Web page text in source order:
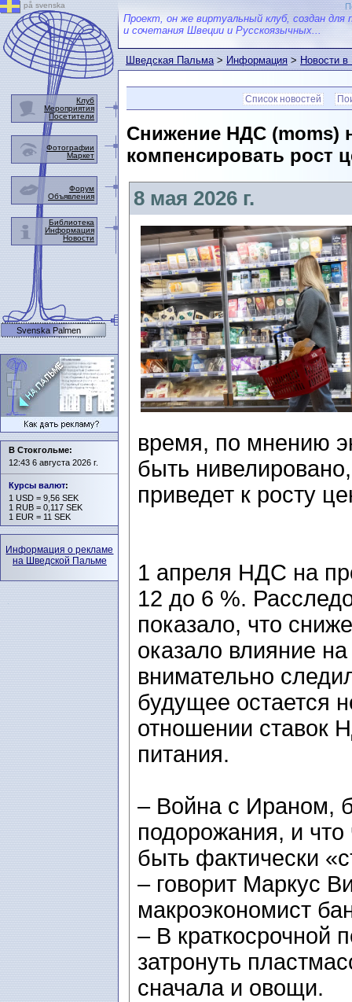
Проект, он же виртуальный клуб, создан для
и сочетания Швеции и Русскоязычных...
Шведская Пальма>Информация>Новости
Список новостей
Снижение НДС (moms)
компенсировать рост
8 мая 2026 г.
время, по мнению
быть
приведет к росту
1 апреля НДС на
12 до 6 %.
показало, что
оказало влияние
внимательно
будущее остается
отношении ставок
питания.
– Война с Ираном,
подорожания, и
быть фактически
– говорит Маркус
макроэкономист
– В краткосрочной
затронуть
сначала и овощи.
på svenska
Клуб
Мероприятия
Посетители
Фотографии
Маркет
Форум
Объявления
Библиотека
Информация
Новости
Svenska Palmen
В Стокгольме:
12:43 6 августа 2026 г.
Курсы валют:
1 USD = 9,56 SEK
1 RUB = 0,117 SEK
1 EUR = 11 SEK
Информация о рекламе
на Шведской Пальме